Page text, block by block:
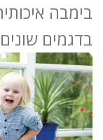
בימבה
בדגמים